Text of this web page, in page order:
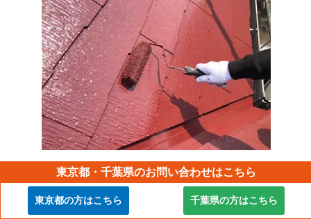
屋根は、同じく日本ペイントの屋根用塗料「ファインパー
フェクトベスト」を使用して塗装しました。パーフェクトト
ップより3～4割ほど効果になる塗料ですが、紫外線や熱に強
東京都・千葉県のお問い合わせはこちら
東京都の方はこちら 千葉県の方はこちら